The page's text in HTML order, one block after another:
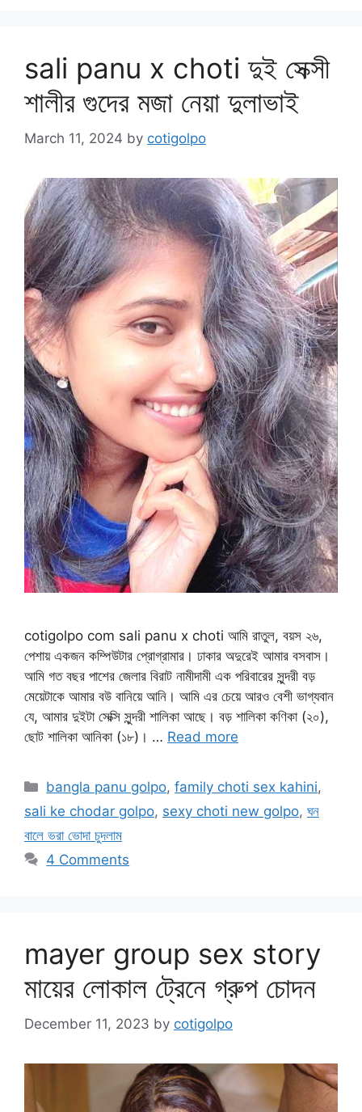
sali panu x choti দুই সেক্সী
শালীর গুদের মজা নেয়া দুলাভাই
March 11, 2024 by cotigolpo
cotigolpo com sali panu x choti আমি রাতুল, বয়স ২৬,
পেশায় একজন কম্পিউটার প্রোগ্রামার। ঢাকার অদুরেই আমার বসবাস।
আমি গত বছর পাশের জেলার বিরাট নামীদামী এক পরিবারের সুন্দরী বড়
মেয়েটাকে আমার বউ বানিয়ে আনি। আমি এর চেয়ে আরও বেশী ভাগ্যবান
যে, আমার দুইটা সেক্সি সুন্দরী শালিকা আছে। বড় শালিকা কণিকা (২০),
ছোট শালিকা আনিকা (১৮)। … Read more
Categories
bangla panu golpo,family choti sex kahini,
sali ke chodar golpo, sexy choti new golpo, ঘন
বালে ভরা ভোদা চুদলাম
4 Comments
mayer group sex story
মায়ের লোকাল ট্রেনে গ্রুপ চোদন
December 11, 2023 by cotigolpo